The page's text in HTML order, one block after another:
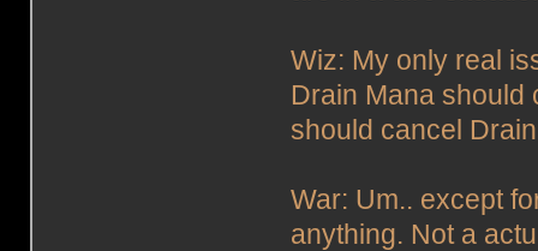
Wiz: My only real
Drain Mana should
should cancel
War: Um.. except
anything. Not a